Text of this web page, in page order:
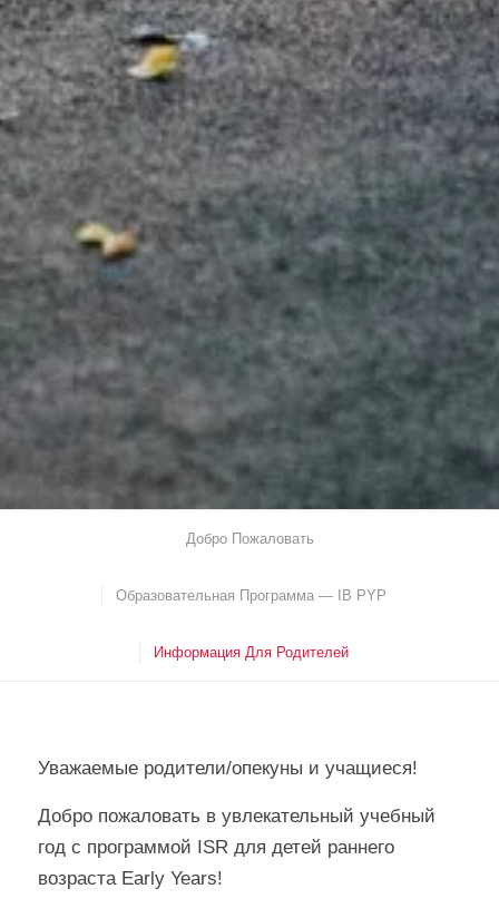
Добро Пожаловать
Образовательная Программа — IB PYP
Информация Для Родителей
Уважаемые родители/опекуны и учащиеся!
Добро пожаловать в увлекательный учебный
год с программой ISR для детей раннего
возраста Early Years!